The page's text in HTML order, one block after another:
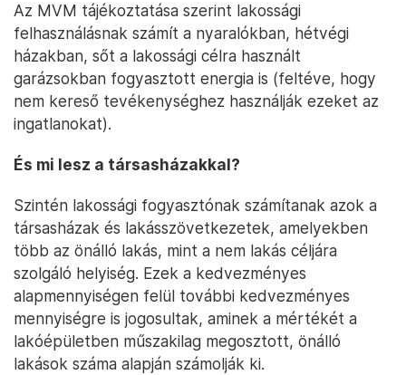
Az MVM tájékoztatása szerint lakossági
felhasználásnak számít a nyaralókban, hétvégi
házakban, sőt a lakossági célra használt
garázsokban fogyasztott energia is (feltéve, hogy
nem kereső tevékenységhez használják ezeket az
ingatlanokat).
És mi lesz a társasházakkal?
Szintén lakossági fogyasztónak számítanak azok a
társasházak és lakásszövetkezetek, amelyekben
több az önálló lakás, mint a nem lakás céljára
szolgáló helyiség. Ezek a kedvezményes
alapmennyiségen felül további kedvezményes
mennyiségre is jogosultak, aminek a mértékét a
lakóépületben műszakilag megosztott, önálló
lakások száma alapján számolják ki.